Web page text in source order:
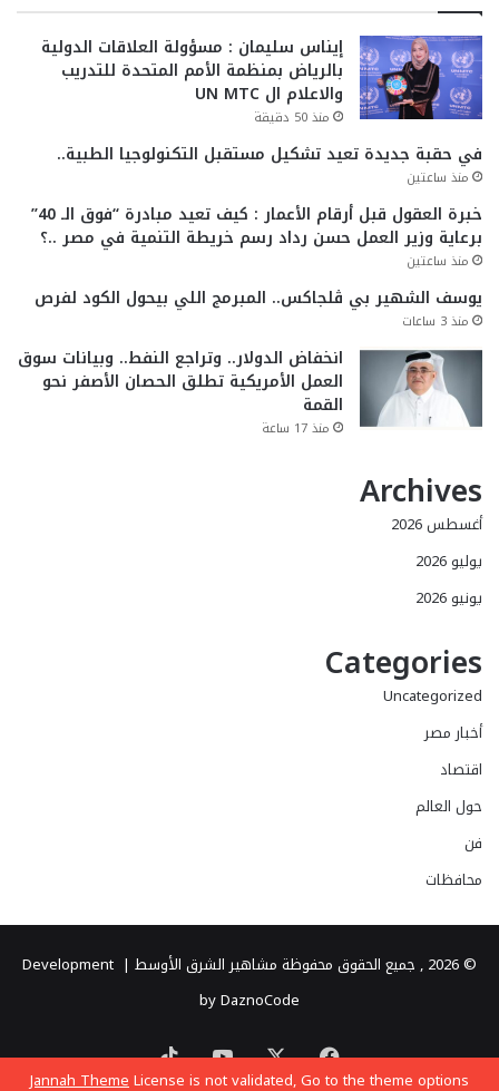
Jannah ThemeLicense is not validated, Go to the theme options
إيناس سليمان : مسؤولة العلاقات الدولية
بالرياض بمنظمة الأمم المتحدة للتدريب
والاعلام ال UN MTC
منذ 50 دقيقة
في حقبة جديدة تعيد تشكيل مستقبل التكنولوجيا الطبية..
منذ ساعتين
خبرة العقول قبل أرقام الأعمار : كيف تعيد مبادرة “فوق الـ 40”
برعاية وزير العمل حسن رداد رسم خريطة التنمية في مصر ..؟
منذ ساعتين
يوسف الشهير بي ڤلجاكس.. المبرمج اللي بيحول الكود لفرص
منذ 3 ساعات
انخفاض الدولار.. وتراجع النفط.. وبيانات سوق
العمل الأمريكية تطلق الحصان الأصفر نحو
القمة
منذ 17 ساعة
Archives
أغسطس 2026
يوليو 2026
يونيو 2026
Categories
Uncategorized
أخبار مصر
اقتصاد
حول العالم
فن
محافظات
© 2026 , جميع الحقوق محفوظة مشاهير الشرق الأوسط |
Development
by DaznoCode
فيسبوك
‫X
‫YouTube
‫TikTok